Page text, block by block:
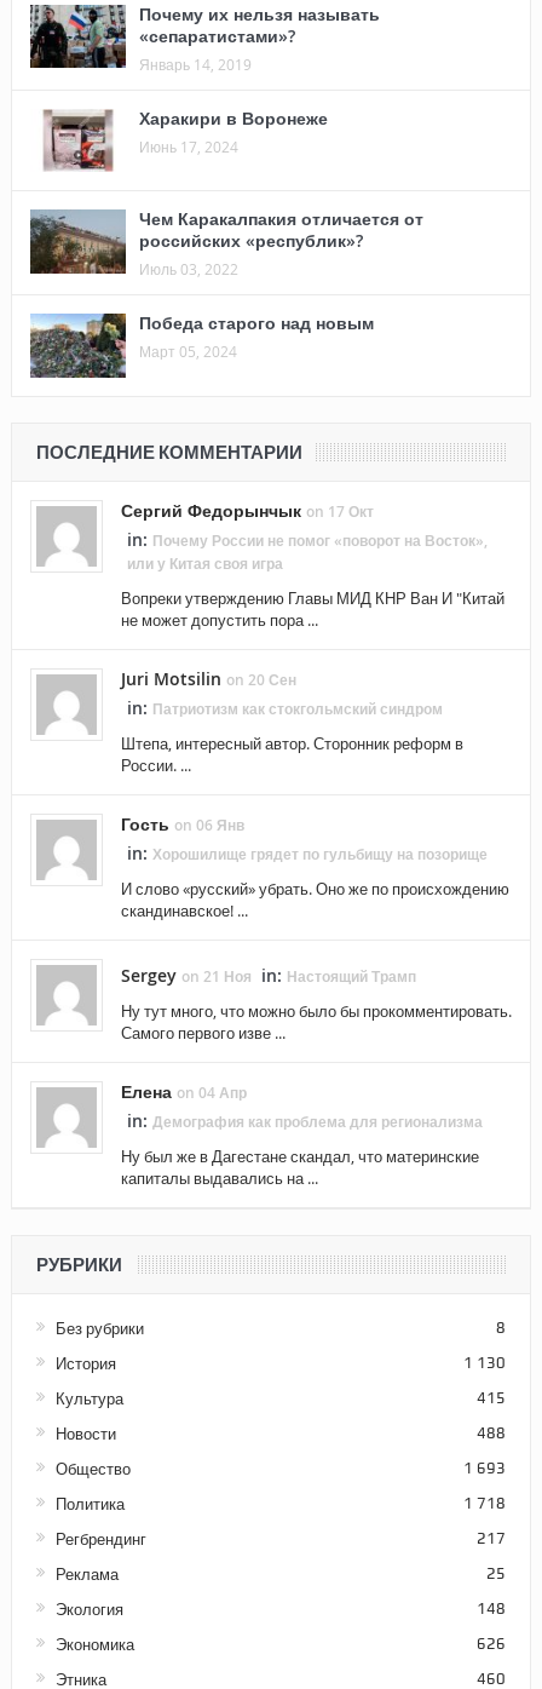
Почему их нельзя называть
«сепаратистами»?
Январь 14, 2019
Харакири в Воронеже
Июнь 17, 2024
Чем Каракалпакия отличается от
российских «республик»?
Июль 03, 2022
Победа старого над новым
Март 05, 2024
ПОСЛЕДНИЕ КОММЕНТАРИИ
Сергий Федорынчык on 17 Окт
in: Почему России не помог «поворот на Восток»,
или у Китая своя игра
Вопреки утверждению Главы МИД КНР Ван И "Китай
не может допустить пора ...
Juri Motsilin on 20 Сен
in: Патриотизм как стокгольмский синдром
Штепа, интересный автор. Сторонник реформ в
России. ...
Гость on 06 Янв
in: Хорошилище грядет по гульбищу на позорище
И слово «русский» убрать. Оно же по происхождению
скандинавское! ...
Sergey on 21 Ноя in: Настоящий Трамп
Ну тут много, что можно было бы прокомментировать.
Самого первого изве ...
Елена on 04 Апр
in: Демография как проблема для регионализма
Ну был же в Дагестане скандал, что материнские
капиталы выдавались на ...
РУБРИКИ
Без рубрики 8
История 1 130
Культура 415
Новости 488
Общество 1 693
Политика 1 718
Регбрендинг 217
Реклама 25
Экология 148
Экономика 626
Этника 460